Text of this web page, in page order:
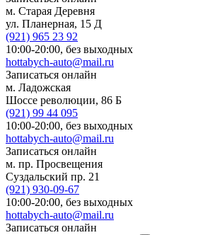
м. Старая Деревня
ул. Планерная, 15 Д
(921) 965 23 92
10:00-20:00, без выходных
hottabych-auto@mail.ru
Записаться онлайн
м. Ладожская
Шоссе революции, 86 Б
(921) 99 44 095
10:00-20:00, без выходных
hottabych-auto@mail.ru
Записаться онлайн
м. пр. Просвещения
Суздальский пр. 21
(921) 930-09-67
10:00-20:00, без выходных
hottabych-auto@mail.ru
Записаться онлайн